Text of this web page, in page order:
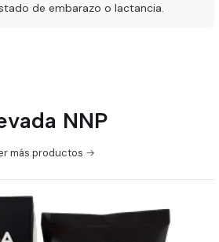
de embarazo o lactancia.
NNP
más productos